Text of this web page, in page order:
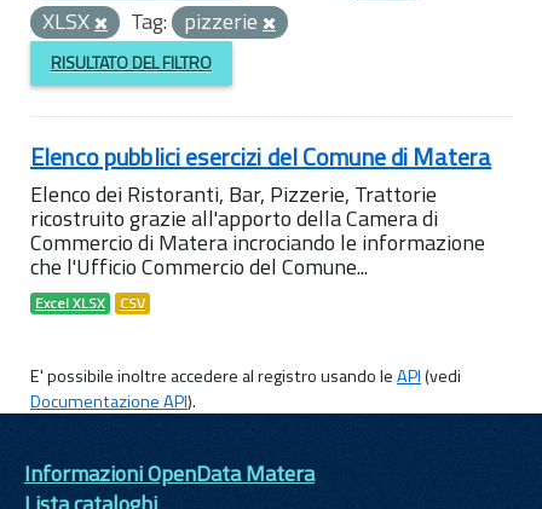
XLSX
Tag: pizzerie
RISULTATO DEL FILTRO
Elenco pubblici esercizi del Comune di Matera
Elenco dei Ristoranti, Bar, Pizzerie, Trattorie
ricostruito grazie all'apporto della Camera di
Commercio di Matera incrociando le informazione
che l'Ufficio Commercio del Comune...
Excel XLSX CSV
E' possibile inoltre accedere al registro usando leAPI(vedi
Documentazione API).
Informazioni OpenData Matera